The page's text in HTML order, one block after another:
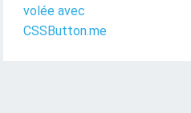
volée avec
CSSButton.me